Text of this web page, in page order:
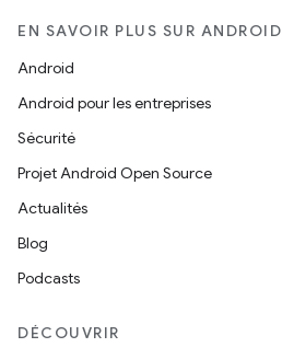
EN SAVOIR PLUS SUR ANDROID
Android
Android pour les entreprises
Sécurité
Projet Android Open Source
Actualités
Blog
Podcasts
DÉCOUVRIR